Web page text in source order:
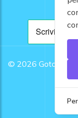
© 2026 Gotomare